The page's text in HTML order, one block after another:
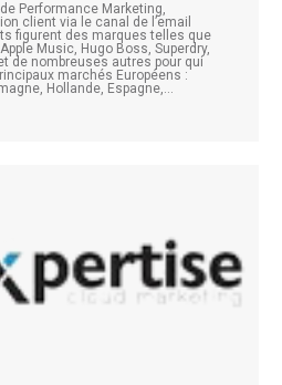
Performance Marketing,
client via le canal de l’email
figurent des marques telles que
Music, Hugo Boss, Superdry,
de nombreuses autres pour qui
marchés Européens :
Hollande, Espagne,…